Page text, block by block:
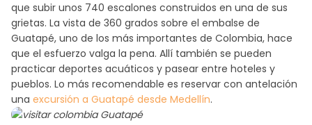
que subir unos 740 escalones construidos en una de sus
grietas. La vista de 360 grados sobre el embalse de
Guatapé, uno de los más importantes de Colombia, hace
que el esfuerzo valga la pena. Allí también se pueden
practicar deportes acuáticos y pasear entre hoteles y
pueblos. Lo más recomendable es reservar con antelación
una excursión a Guatapé desde Medellín.